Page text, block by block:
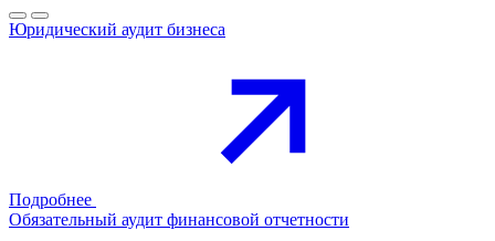
Юридический аудит бизнеса
Подробнее
Обязательный аудит финансовой отчетности